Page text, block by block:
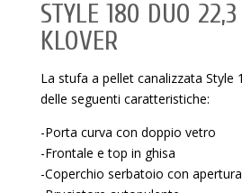
STYLE 180 DUO
KLOVER
La stufa a pellet canalizzata Style
delle seguenti caratteristiche:
-Porta curva con doppio vetro
-Frontale e top in ghisa
-Coperchio serbatoio con